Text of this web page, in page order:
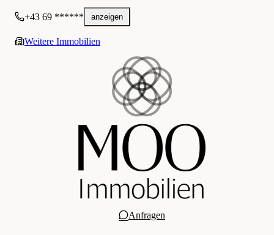
+43 69 ****** anzeigen
Weitere Immobilien
Anfragen